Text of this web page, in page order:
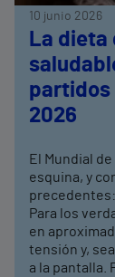
10 junio 2026
La
partidos
2026
El Mundial
esquina, y
precedentes:
Para los
en
tensión y,
a la pantalla.